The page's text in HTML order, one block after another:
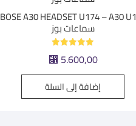
BOSE A30 HEADSET U174 – A30
سماعات بوز
5.00
⃁ 5.600,00
إضافة إلى السلة